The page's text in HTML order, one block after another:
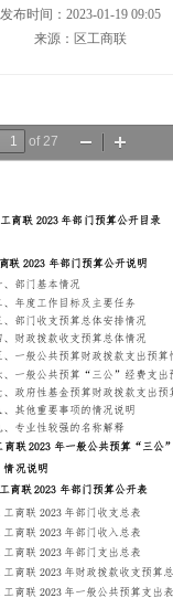
发布时间：2023-01-19 09:05
来源：区工商联